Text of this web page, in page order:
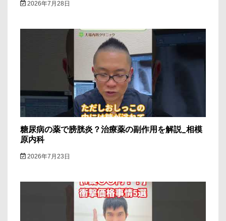
2026年7月28日
糖尿病の薬で膀胱炎？治療薬の副作用を解説_相模
原内科
2026年7月23日